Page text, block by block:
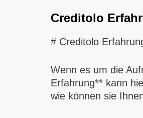
Creditolo
# Creditolo
Wenn es um die
Erfahrung** kann
wie können sie